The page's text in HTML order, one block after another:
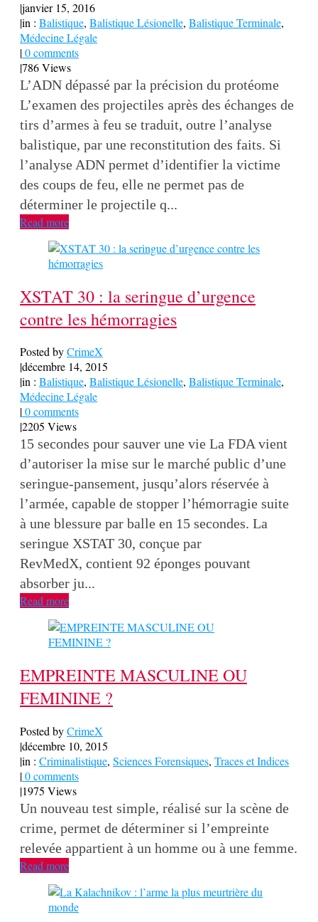
|janvier 15, 2016
|in : Balistique, Balistique Lésionelle, Balistique Terminale,
Médecine Légale
|0 comments
|786 Views
L’ADN dépassé par la précision du protéome
L’examen des projectiles après des échanges de
tirs d’armes à feu se traduit, outre l’analyse
balistique, par une reconstitution des faits. Si
l’analyse ADN permet d’identifier la victime
des coups de feu, elle ne permet pas de
déterminer le projectile q...
Read more
XSTAT 30 : la seringue d’urgence
contre les hémorragies
Posted byCrimeX
|décembre 14, 2015
|in : Balistique, Balistique Lésionelle, Balistique Terminale,
Médecine Légale
|0 comments
|2205 Views
15 secondes pour sauver une vie La FDA vient
d’autoriser la mise sur le marché public d’une
seringue-pansement, jusqu’alors réservée à
l’armée, capable de stopper l’hémorragie suite
à une blessure par balle en 15 secondes. La
seringue XSTAT 30, conçue par
RevMedX, contient 92 éponges pouvant
absorber ju...
Read more
EMPREINTE MASCULINE OU
FEMININE ?
Posted byCrimeX
|décembre 10, 2015
|in : Criminalistique, Sciences Forensiques, Traces et Indices
|0 comments
|1975 Views
Un nouveau test simple, réalisé sur la scène de
crime, permet de déterminer si l’empreinte
relevée appartient à un homme ou à une femme.
Read more